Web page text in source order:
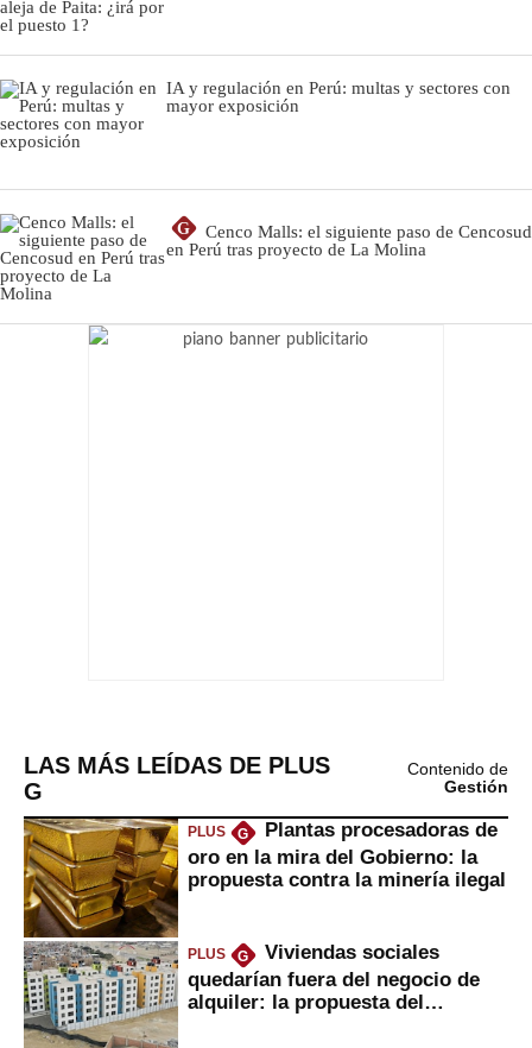
IA y regulación en Perú: multas y sectores con
mayor exposición
G
Cenco Malls: el siguiente paso de Cencosud
en Perú tras proyecto de La Molina
LAS MÁS LEÍDAS DE PLUS
G
Contenido de
Gestión
PLUS G
Plantas procesadoras de
oro en la mira del Gobierno: la
propuesta contra la minería ilegal
PLUS G
Viviendas sociales
quedarían fuera del negocio de
alquiler: la propuesta del